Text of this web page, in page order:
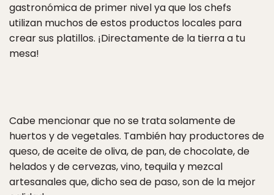
gastronómica de primer nivel ya que los chefs
utilizan muchos de estos productos locales para
crear sus platillos. ¡Directamente de la tierra a tu
mesa!
Cabe mencionar que no se trata solamente de
huertos y de vegetales. También hay productores de
queso, de aceite de oliva, de pan, de chocolate, de
helados y de cervezas, vino, tequila y mezcal
artesanales que, dicho sea de paso, son de la mejor